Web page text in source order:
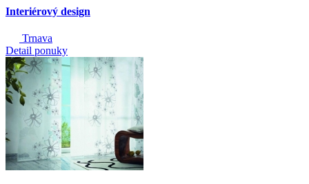
Interiérový design
Trnava
Detail ponuky